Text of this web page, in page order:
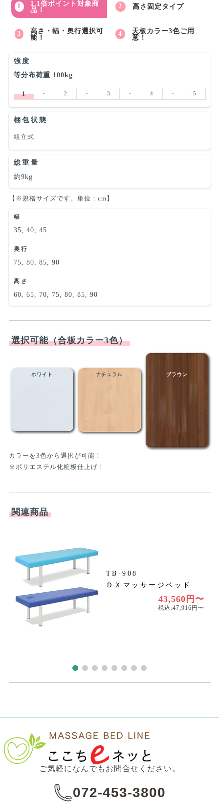
1.1倍ポイント対象商
品！
高さ固定タイプ
高さ・幅・奥行選択可
能！
天板カラー3色ご用
意！
強度
等分布荷重 100kg
1 ･ 2 ･ 3 ･ 4 ･ 5
梱包状態
組立式
総重量
約9kg
【※規格サイズです。単位：cm】
幅
35, 40, 45
奥行
75, 80, 85, 90
高さ
60, 65, 70, 75, 80, 85, 90
選択可能（合板カラー3色）
ホワイト ナチュラル ブラウン
カラーを3色から選択が可能！
※ポリエステル化粧板仕上げ！
関連商品
TB-908
ＤＸマッサージベッド
43,560円〜
税込:47,916円〜
ご気軽になんでもお問合せください。
072-453-3800